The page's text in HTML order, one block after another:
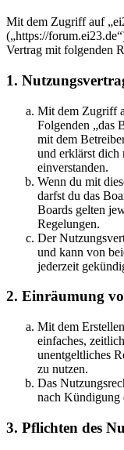
Mit dem Zugriff auf
(„https://
Vertrag mit folgenden
1.
Mit dem Zugriff
Folgenden „das
mit dem
und erklärst dich
einverstanden.
Wenn du mit
darfst du das
Boards gelten
Regelungen.
Der
und kann von
jederzeit
2. Einräumung
Mit dem
einfaches,
unentgeltliches
zu nutzen.
Das
nach Kündigung
3. Pflichten des